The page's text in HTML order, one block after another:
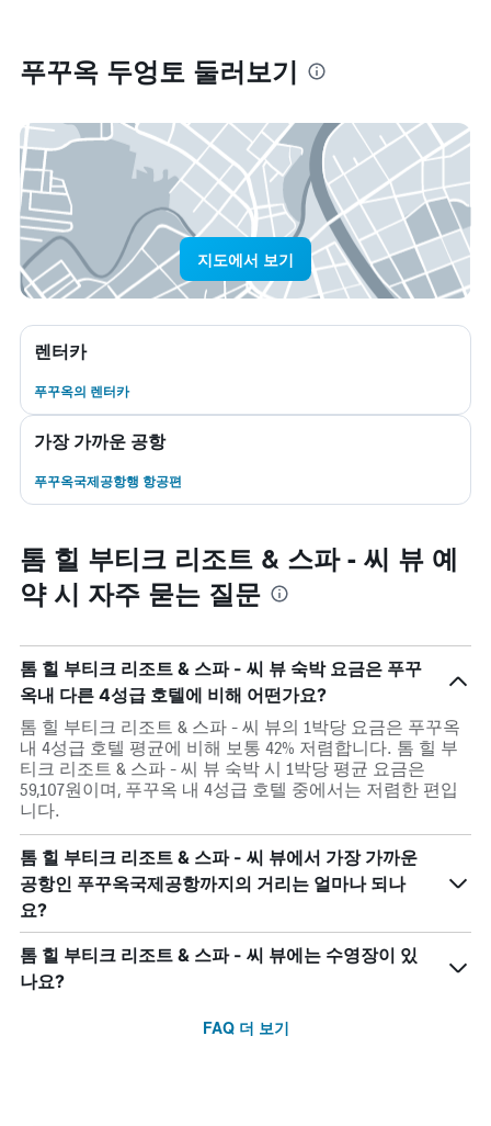
푸꾸옥 두엉토 둘러보기
지도에서 보기
렌터카
푸꾸옥​의 렌터카
가장 가까운 공항
푸꾸옥국제공항행 항공편
톰 힐 부티크 리조트 & 스파 - 씨 뷰 예
약 시 자주 묻는 질문
톰 힐 부티크 리조트 & 스파 - 씨 뷰 숙박 요금은 푸꾸
옥내 다른 4성급 호텔에 비해 어떤가요?
톰 힐 부티크 리조트 & 스파 - 씨 뷰의 1박당 요금은 푸꾸옥
내 4성급 호텔 평균에 비해 보통 42% 저렴합니다. 톰 힐 부
티크 리조트 & 스파 - 씨 뷰 숙박 시 1박당 평균 요금은
59,107원이며, 푸꾸옥 내 4성급 호텔 중에서는 저렴한 편입
니다.
톰 힐 부티크 리조트 & 스파 - 씨 뷰에서 가장 가까운
공항인 푸꾸옥국제공항까지의 거리는 얼마나 되나
요?
톰 힐 부티크 리조트 & 스파 - 씨 뷰에는 수영장이 있
나요?
FAQ 더 보기